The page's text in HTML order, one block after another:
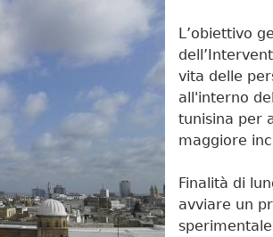
L’obiettivo
vita delle
all'interno
tunisina per
maggiore
Finalità di
avviare un